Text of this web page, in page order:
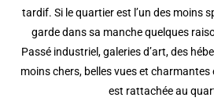
tardif. Si le quartier est l’un des moins
garde dans sa manche quelques
Passé industriel, galeries d’art, des
moins chers, belles vues et charmantes
est rattachée au